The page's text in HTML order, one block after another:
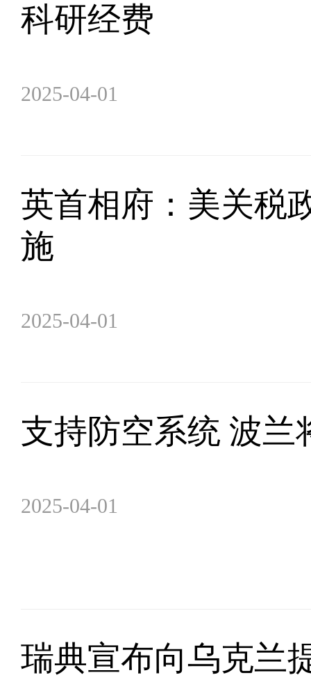
科研经费
2025-04-01
英首相府：美关税
施
2025-04-01
支持防空系统 波兰
2025-04-01
瑞典宣布向乌克兰